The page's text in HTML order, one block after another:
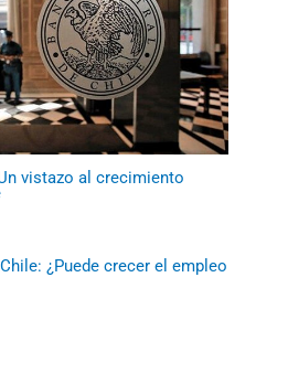
vistazo al crecimiento
¿Puede crecer el empleo